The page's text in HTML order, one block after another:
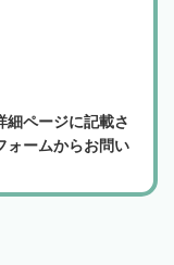
細ページに記載さ
ォームからお問い